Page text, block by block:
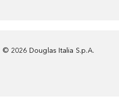
© 2026 Douglas Italia S.p.A.